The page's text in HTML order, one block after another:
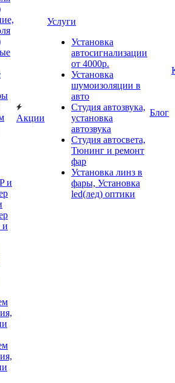
Акции
Услуги
Установка
автосигнализации
от 4000р.
Установка
шумоизоляции в
авто
Студия автозвука,
установка
автозвука
Студия автосвета,
Тюнинг и ремонт
фар
Установка линз в
фары, Установка
led(лед) оптики
Блог